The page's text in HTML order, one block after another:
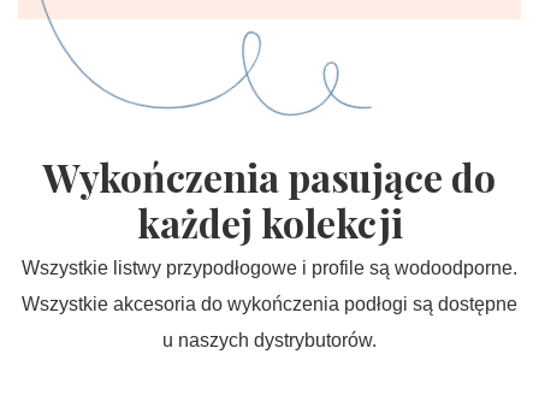
Wykończenia pasujące do
każdej kolekcji
Wszystkie listwy przypodłogowe i profile są wodoodporne.
Wszystkie akcesoria do wykończenia podłogi są dostępne
u naszych dystrybutorów.